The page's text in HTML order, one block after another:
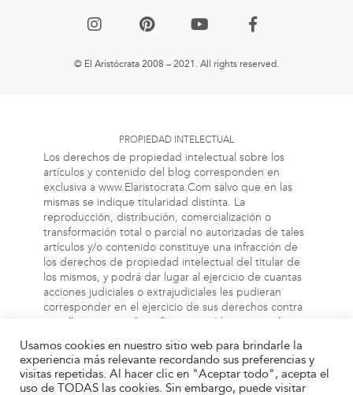
© El Aristócrata 2008 – 2021. All rights reserved.
PROPIEDAD INTELECTUAL
Los derechos de propiedad intelectual sobre los
artículos y contenido del blog corresponden en
exclusiva a www.Elaristocrata.Com salvo que en las
mismas se indique titularidad distinta. La
reproducción, distribución, comercialización o
transformación total o parcial no autorizadas de tales
artículos y/o contenido constituye una infracción de
los derechos de propiedad intelectual del titular de
los mismos, y podrá dar lugar al ejercicio de cuantas
acciones judiciales o extrajudiciales les pudieran
corresponder en el ejercicio de sus derechos contra
aquellas personas bien físicas o jurídicas que vulneren
o perjudiquen los referidos derechos. Asimismo, la
información a la cual el usuario puede acceder a
través de este blog, puede estar protegida por
derechos de propiedad industrial, intelectual o de
Usamos cookies en nuestro sitio web para brindarle la
experiencia más relevante recordando sus preferencias y
visitas repetidas. Al hacer clic en "Aceptar todo", acepta el
uso de TODAS las cookies. Sin embargo, puede visitar